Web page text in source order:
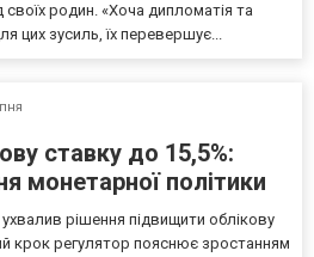
родин. «Хоча дипломатія та
цих зусиль, їх перевершує...
ставку до 15,5%:
монетарної політики
рішення підвищити облікову
крок регулятор пояснює зростанням